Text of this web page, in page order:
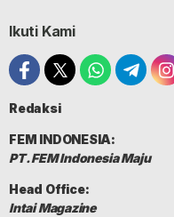
Ikuti Kami
Redaksi
FEM INDONESIA:
PT. FEM Indonesia Maju
Head Office:
Intai Magazine